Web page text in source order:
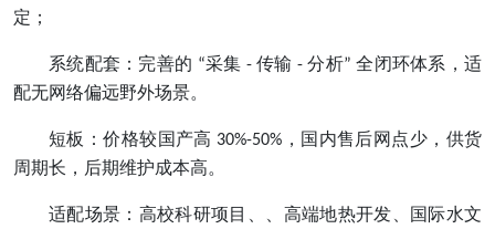
定；
系统配套：完善的 “采集 -传输 -分析”全闭环体系，适
配无网络偏远野外场景。
短板：价格较国产高 30%-50% ，国内售后网点少，供货
周期长，后期维护成本高。
适配场景：高校科研项目、、高端地热开发、国际水文